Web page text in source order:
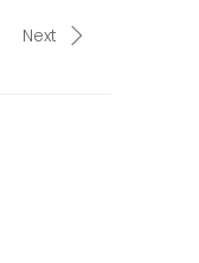
Next